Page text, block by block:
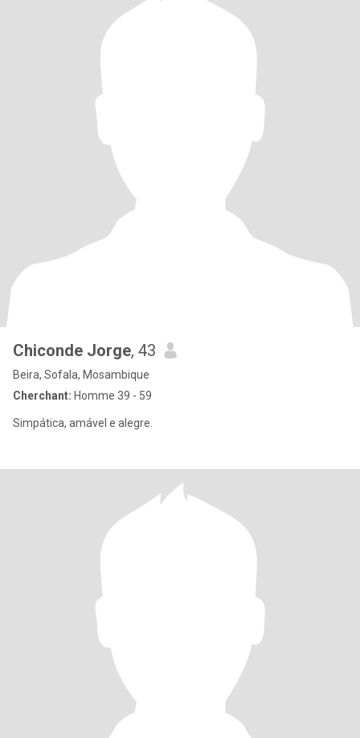
Chiconde Jorge, 43
Beira, Sofala, Mosambique
Cherchant: Homme 39 - 59
Simpática, amável e alegre.